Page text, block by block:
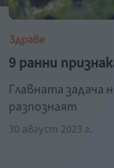
Здраве
9 ранни
Главната задача
разпознаят
30 август 2023 г.